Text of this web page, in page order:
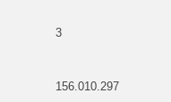
3
156.010.297